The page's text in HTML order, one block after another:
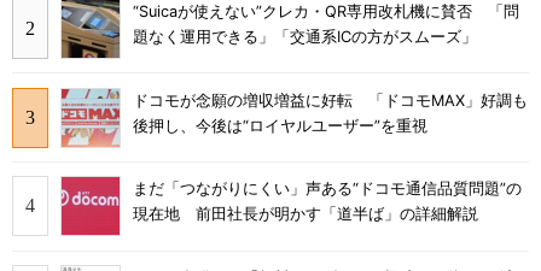
“Suicaが使えない”クレカ・QR専用改札機に賛否 「問
題なく運用できる」「交通系ICの方がスムーズ」
ドコモが念願の増収増益に好転 「ドコモMAX」好調も
後押し、今後は“ロイヤルユーザー”を重視
まだ「つながりにくい」声ある“ドコモ通信品質問題”の
現在地 前田社長が明かす「道半ば」の詳細解説